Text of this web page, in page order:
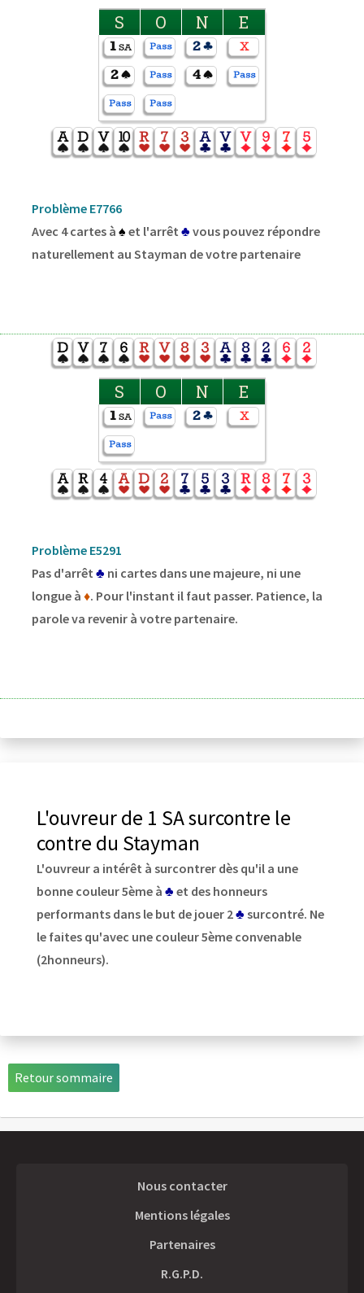
S O N E
Problème E7766
Avec 4 cartes à ♠ et l'arrêt ♣ vous pouvez répondre
naturellement au Stayman de votre partenaire
S O N E
Problème E5291
Pas d'arrêt ♣ ni cartes dans une majeure, ni une
longue à ♦. Pour l'instant il faut passer. Patience, la
parole va revenir à votre partenaire.
L'ouvreur de 1 SA surcontre le
contre du Stayman
L'ouvreur a intérêt à surcontrer dès qu'il a une
bonne couleur 5ème à ♣ et des honneurs
performants dans le but de jouer 2♣ surcontré. Ne
le faites qu'avec une couleur 5ème convenable
(2honneurs).
Retour sommaire
Nous contacter
Mentions légales
Partenaires
R.G.P.D.